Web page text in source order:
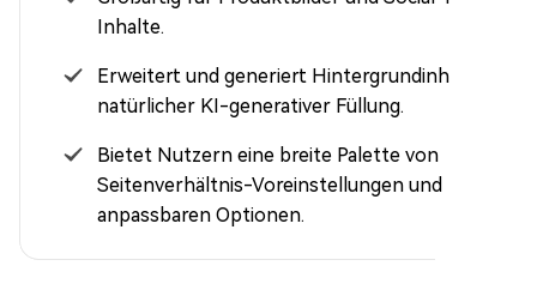
Inhalte.
Erweitert und generiert Hintergrundinhalte mit
natürlicher KI-generativer Füllung.
Bietet Nutzern eine breite Palette von
Seitenverhältnis-Voreinstellungen und
anpassbaren Optionen.